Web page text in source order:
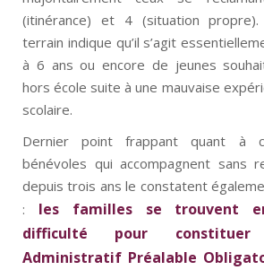
(itinérance) et 4 (situation
terrain indique qu’il s’agit
à 6 ans ou encore de jeunes
hors école suite à une mauvaise
scolaire.
Dernier point frappant quant à
bénévoles qui accompagnent sans
depuis trois ans le constatent
:
les familles se trouvent
difficulté pour
Administratif Préalable